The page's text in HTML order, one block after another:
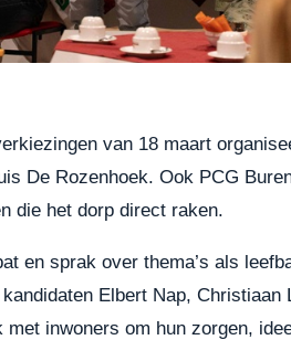
van 18 maart
De Rozenhoek. Ook PCG
die het dorp direct raken.
en sprak over thema’s als
Elbert Nap,
inwoners om hun zorgen,